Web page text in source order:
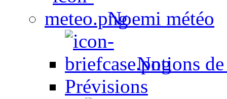
Noemi météo
Notions
Prévisions